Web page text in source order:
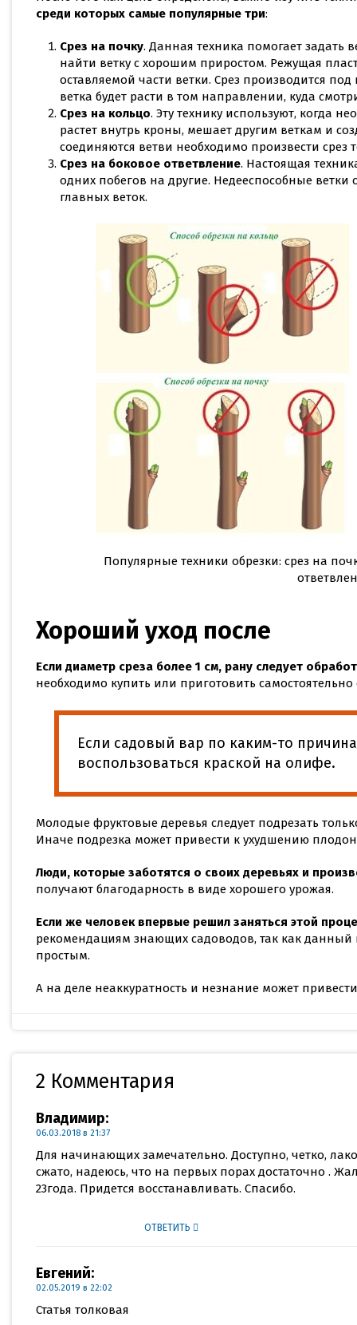
среди которых самые популярные три:
Срез на почку. Данная техника помогает задать
найти ветку с хорошим приростом. Режущая
оставляемой части ветки. Срез производится
ветка будет расти в том направлении, куда
Срез на кольцо. Эту технику используют, когда
растет внутрь кроны, мешает другим веткам и
соединяются ветви необходимо произвести срез
Срез на боковое ответвление. Настоящая
одних побегов на другие. Недееспособные ветки
главных веток.
Популярные техники обрезки: срез на
Хороший уход после
Если диаметр среза более 1 см, рану следует
необходимо купить или приготовить
Если садовый вар по каким-то
воспользоваться краской на олифе.
Молодые фруктовые деревья следует подрезать
Иначе подрезка может привести к ухудшению
Люди, которые заботятся о своих деревьях и
получают благодарность в виде хорошего урожая.
Если же человек впервые решил заняться этой
рекомендациям знающих садоводов, так как данный
простым.
А на деле неаккуратность и незнание может
2 Комментария
Владимир:
06.03.2018 в 21:37
Для начинающих замечательно. Доступно, четко,
сжато, надеюсь, что на первых порах достаточно .
23года. Придется восстанавливать. Спасибо.
ОТВЕТИТЬ
Евгений:
02.05.2019 в 22:02
Статья толковая